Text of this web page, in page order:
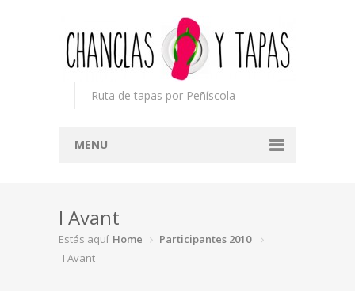
Ruta de tapas por Peñíscola
MENU
Concurso
Participantes
I Avant
Estás aquí Home
Participantes 2010
I Avant